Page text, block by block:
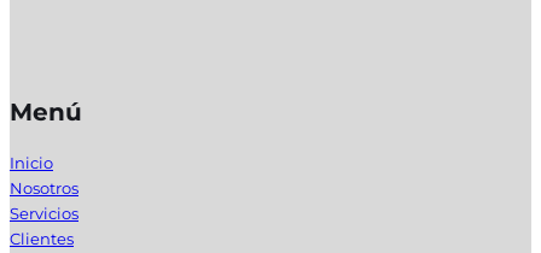
Menú
Inicio
Nosotros
Servicios
Clientes